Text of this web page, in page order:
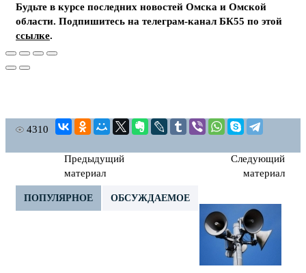
Будьте в курсе последних новостей Омска и Омской
области. Подпишитесь на телеграм-канал БК55 по этой
ссылке.
4310
Предыдущий
материал
Следующий
материал
ПОПУЛЯРНОЕ ОБСУЖДАЕМОЕ